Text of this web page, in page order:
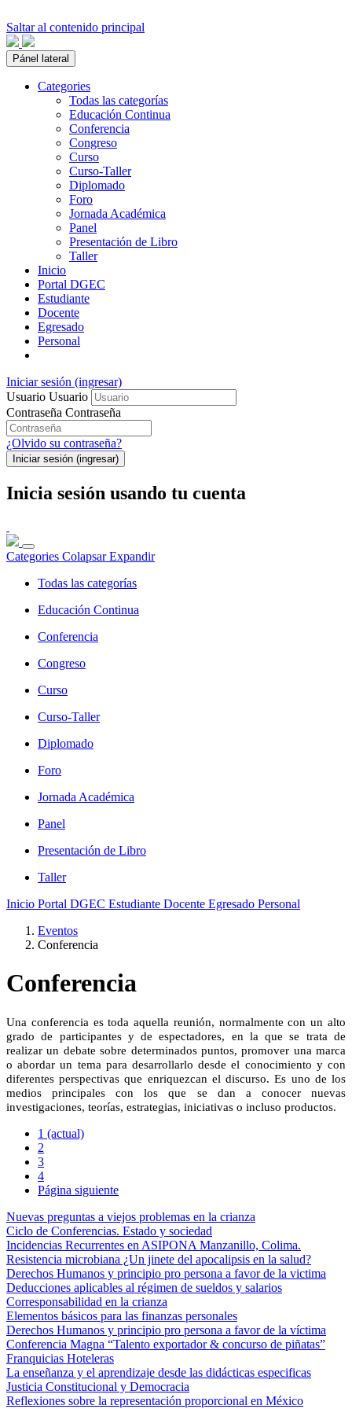
Saltar al contenido principal
Pánel lateral
Categories
Todas las categorías
Educación Continua
Conferencia
Congreso
Curso
Curso-Taller
Diplomado
Foro
Jornada Académica
Panel
Presentación de Libro
Taller
Inicio
Portal DGEC
Estudiante
Docente
Egresado
Personal
Iniciar sesión (ingresar)
Usuario Usuario
Contraseña Contraseña
¿Olvido su contraseña?
Iniciar sesión (ingresar)
Inicia sesión usando tu cuenta
Categories ColapsarExpandir
Todas las categorías
Educación Continua
Conferencia
Congreso
Curso
Curso-Taller
Diplomado
Foro
Jornada Académica
Panel
Presentación de Libro
Taller
Inicio Portal DGEC Estudiante Docente Egresado Personal
Eventos
Conferencia
Conferencia
Una conferencia es toda aquella reunión, normalmente con un alto
grado de participantes y de espectadores, en la que se trata de
realizar un debate sobre determinados puntos, promover una marca
o abordar un tema para desarrollarlo desde el conocimiento y con
diferentes perspectivas que enriquezcan el discurso. Es uno de los
medios principales con los que se dan a conocer nuevas
investigaciones, teorías, estrategias, iniciativas o incluso productos.
1 (actual)
2
3
4
Página siguiente
Nuevas preguntas a viejos problemas en la crianza
Ciclo de Conferencias. Estado y sociedad
Incidencias Recurrentes en ASIPONA Manzanillo, Colima.
Resistencia microbiana ¿Un jinete del apocalipsis en la salud?
Derechos Humanos y principio pro persona a favor de la victima
Deducciones aplicables al régimen de sueldos y salarios
Corresponsabilidad en la crianza
Elementos básicos para las finanzas personales
Derechos Humanos y principio pro persona a favor de la víctima
Conferencia Magna “Talento exportador & concurso de piñatas”
Franquicias Hoteleras
La enseñanza y el aprendizaje desde las didácticas especificas
Justicia Constitucional y Democracia
Reflexiones sobre la representación proporcional en México